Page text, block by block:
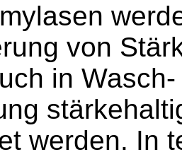
von
in
werden. In